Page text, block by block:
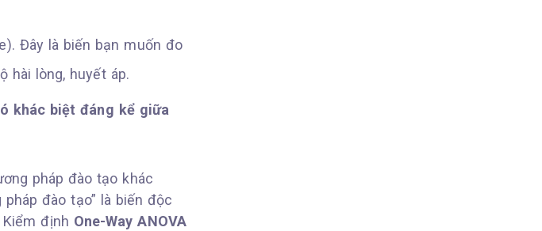
Đây là biến bạn muốn đo
hài lòng, huyết áp.
khác biệt đáng kể giữa
pháp đào tạo khác
đào tạo” là biến độc
định One-Way ANOVA